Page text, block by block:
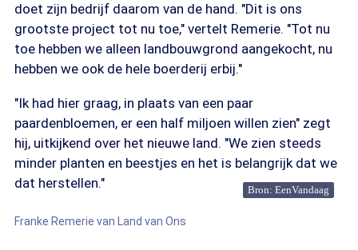
doet zijn bedrijf daarom van de hand. "Dit is ons
grootste project tot nu toe," vertelt Remerie. "Tot nu
toe hebben we alleen landbouwgrond aangekocht, nu
hebben we ook de hele boerderij erbij."
"Ik had hier graag, in plaats van een paar
paardenbloemen, er een half miljoen willen zien" zegt
hij, uitkijkend over het nieuwe land. "We zien steeds
minder planten en beestjes en het is belangrijk dat we
dat herstellen."
Bron: EenVandaag
Franke Remerie van Land van Ons